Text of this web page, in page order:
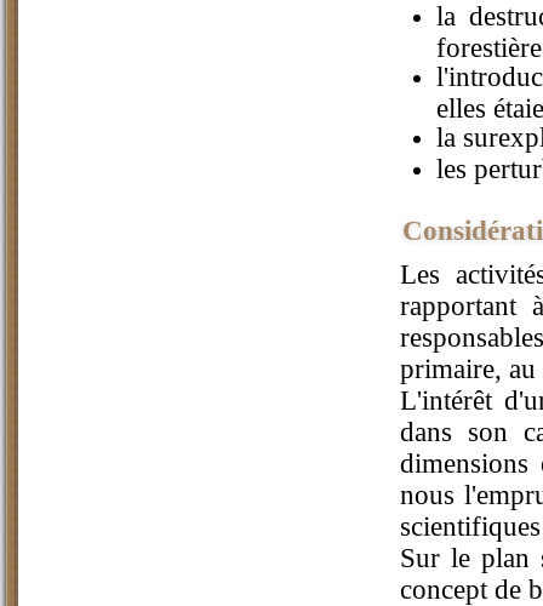
la
elles
la
les
Les
rapportant
primaire,
L'intérêt
dans son
nous
Sur le plan
concept de